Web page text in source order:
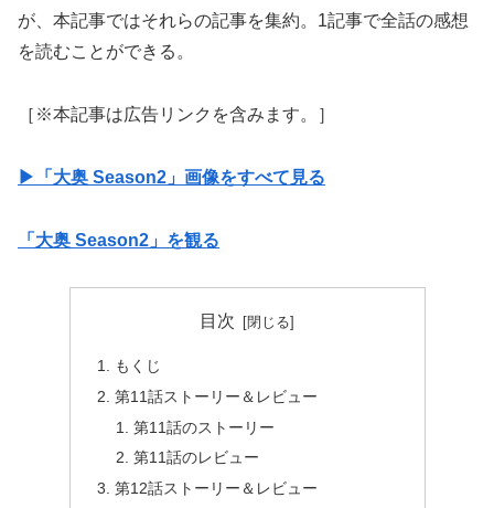
が、本記事ではそれらの記事を集約。1記事で全話の感想
を読むことができる。
［※本記事は広告リンクを含みます。］
▶︎「大奥 Season2」画像をすべて見る
「大奥 Season2」を観る
目次
もくじ
第11話ストーリー＆レビュー
第11話のストーリー
第11話のレビュー
第12話ストーリー＆レビュー